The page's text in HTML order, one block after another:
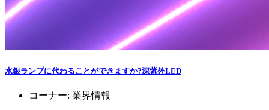
水銀ランプに代わることができますか?深紫外LED
コーナー: 業界情報